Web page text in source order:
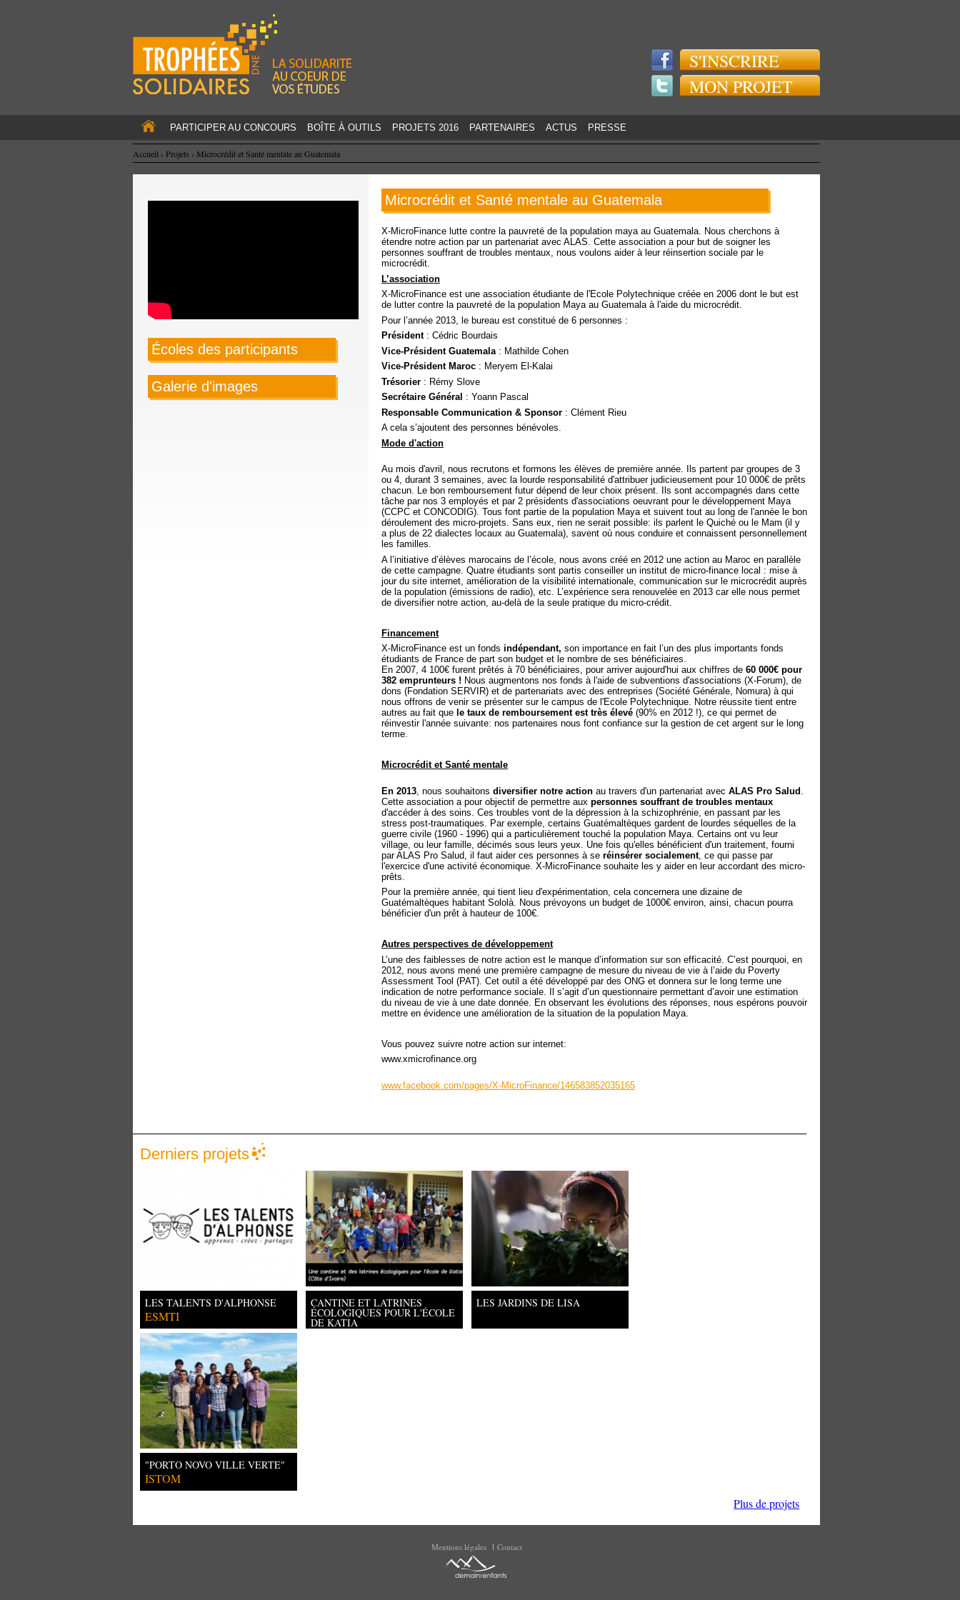
S'INSCRIRE
MON PROJET
PARTICIPER AU CONCOURS BOÎTE À OUTILS PROJETS 2016 PARTENAIRES ACTUS PRESSE
Accueil › Projets › Microcrédit et Santé mentale au Guatemala
Écoles des participants
Galerie d'images
Microcrédit et Santé mentale au Guatemala
X-MicroFinance lutte contre la pauvreté de la population maya au Guatemala. Nous cherchons à
étendre notre action par un partenariat avec ALAS. Cette association a pour but de soigner les
personnes souffrant de troubles mentaux, nous voulons aider à leur réinsertion sociale par le
microcrédit.
L’association
X-MicroFinance est une association étudiante de l'Ecole Polytechnique créée en 2006 dont le but est
de lutter contre la pauvreté de la population Maya au Guatemala à l'aide du microcrédit.
Pour l’année 2013, le bureau est constitué de 6 personnes :
Président: Cédric Bourdais
Vice-Président Guatemala: Mathilde Cohen
Vice-Président Maroc: Meryem El-Kalai
Trésorier: Rémy Slove
Secrétaire Général : Yoann Pascal
Responsable Communication & Sponsor: Clément Rieu
A cela s’ajoutent des personnes bénévoles.
Mode d'action
Au mois d'avril, nous recrutons et formons les élèves de première année. Ils partent par groupes de 3
ou 4, durant 3 semaines, avec la lourde responsabilité d'attribuer judicieusement pour 10 000€ de prêts
chacun. Le bon remboursement futur dépend de leur choix présent. Ils sont accompagnés dans cette
tâche par nos 3 employés et par 2 présidents d'associations oeuvrant pour le développement Maya
(CCPC et CONCODIG). Tous font partie de la population Maya et suivent tout au long de l'année le bon
déroulement des micro-projets. Sans eux, rien ne serait possible: ils parlent le Quiché ou le Mam (il y
a plus de 22 dialectes locaux au Guatemala), savent où nous conduire et connaissent personnellement
les familles.
A l’initiative d’élèves marocains de l’école, nous avons créé en 2012 une action au Maroc en parallèle
de cette campagne. Quatre étudiants sont partis conseiller un institut de micro-finance local : mise à
jour du site internet, amélioration de la visibilité internationale, communication sur le microcrédit auprès
de la population (émissions de radio), etc. L’expérience sera renouvelée en 2013 car elle nous permet
de diversifier notre action, au-delà de la seule pratique du micro-crédit.
Financement
X-MicroFinance est un fonds indépendant, son importance en fait l’un des plus importants fonds
étudiants de France de part son budget et le nombre de ses bénéficiaires.
En 2007, 4 100€ furent prêtés à 70 bénéficiaires, pour arriver aujourd'hui aux chiffres de 60 000€ pour
382 emprunteurs ! Nous augmentons nos fonds à l'aide de subventions d'associations (X-Forum), de
dons (Fondation SERVIR) et de partenariats avec des entreprises (Société Générale, Nomura) à qui
nous offrons de venir se présenter sur le campus de l'Ecole Polytechnique. Notre réussite tient entre
autres au fait que le taux de remboursement est très élevé(90% en 2012 !), ce qui permet de
réinvestir l'année suivante: nos partenaires nous font confiance sur la gestion de cet argent sur le long
terme.
Microcrédit et Santé mentale
En 2013, nous souhaitons diversifier notre actionau travers d'un partenariat avec ALAS Pro Salud
Cette association a pour objectif de permettre aux personnes souffrant de troubles mentaux
d'accéder à des soins. Ces troubles vont de la dépression à la schizophrénie, en passant par les
stress post-traumatiques. Par exemple, certains Guatémaltèques gardent de lourdes séquelles de la
guerre civile (1960 - 1996) qui a particulièrement touché la population Maya. Certains ont vu leur
village, ou leur famille, décimés sous leurs yeux. Une fois qu'elles bénéficient d'un traitement, fourni
par ALAS Pro Salud, il faut aider ces personnes à se réinsérer socialement, ce qui passe par
l'exercice d'une activité économique. X-MicroFinance souhaite les y aider en leur accordant des micro-
prêts.
Pour la première année, qui tient lieu d'expérimentation, cela concernera une dizaine de
Guatémaltèques habitant Sololà. Nous prévoyons un budget de 1000€ environ, ainsi, chacun pourra
bénéficier d'un prêt à hauteur de 100€.
Autres perspectives de développement
L’une des faiblesses de notre action est le manque d’information sur son efficacité. C’est pourquoi, en
2012, nous avons mené une première campagne de mesure du niveau de vie à l’aide du Poverty
Assessment Tool (PAT). Cet outil a été développé par des ONG et donnera sur le long terme une
indication de notre performance sociale. Il s’agit d’un questionnaire permettant d’avoir une estimation
du niveau de vie à une date donnée. En observant les évolutions des réponses, nous espérons pouvoir
mettre en évidence une amélioration de la situation de la population Maya.
Vous pouvez suivre notre action sur internet:
www.xmicrofinance.org
www.facebook.com/pages/X-MicroFinance/146583852035165
Derniers projets
LES TALENTS D'ALPHONSE
ESMTI
CANTINE ET LATRINES
ÉCOLOGIQUES POUR L'ÉCOLE
DE KATIA
LES JARDINS DE LISA
"PORTO NOVO VILLE VERTE"
ISTOM
Plus de projets
Mentions légales Contact